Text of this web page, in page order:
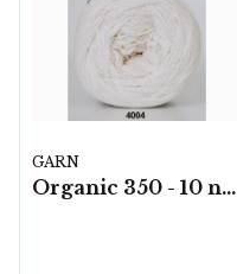
GARN
Organic 350 - 10 nystan á 50g./fp.